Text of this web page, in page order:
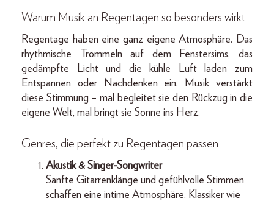
Warum Musik an Regentagen so besonders wirkt
Regentage haben eine ganz eigene Atmosphäre. Das
rhythmische Trommeln auf dem Fenstersims, das
gedämpfte Licht und die kühle Luft laden zum
Entspannen oder Nachdenken ein. Musik verstärkt
diese Stimmung – mal begleitet sie den Rückzug in die
eigene Welt, mal bringt sie Sonne ins Herz.
Genres, die perfekt zu Regentagen passen
Akustik & Singer-Songwriter
Sanfte Gitarrenklänge und gefühlvolle Stimmen
schaffen eine intime Atmosphäre. Klassiker wie